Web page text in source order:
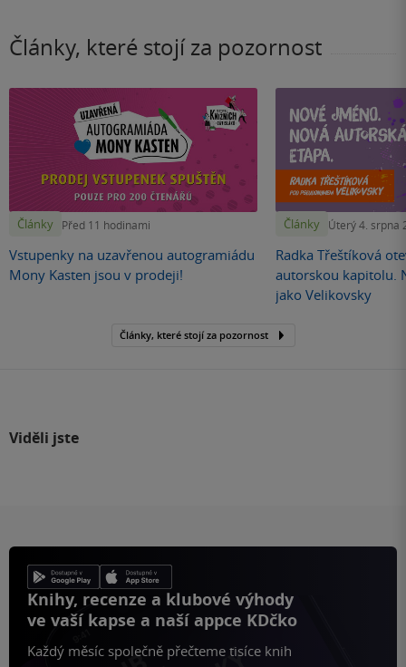
Články, které stojí za pozornost
Články Před 11 hodinami
Vstupenky na uzavřenou autogramiádu
Mony Kasten jsou v prodeji!
Články Úterý 4. srpna
Radka Třeštíková
autorskou kapitolu.
jako Velikovsky
Články, které stojí za pozornost
Viděli jste
Knihy, recenze a klubové výhody
ve vaší kapse a naší appce KDčko
Každý měsíc společně přečteme tisíce knih